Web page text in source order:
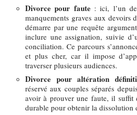
Divorce pour faute: ici, l’un
manquements graves aux devoirs
démarre par une requête
inclure une assignation, suivie
conciliation. Ce parcours
et plus cher, car il impose
traverser plusieurs audiences.
Divorce pour altération
réservé aux couples séparés
avoir à prouver une faute, il suffit
durable pour obtenir la dissolution